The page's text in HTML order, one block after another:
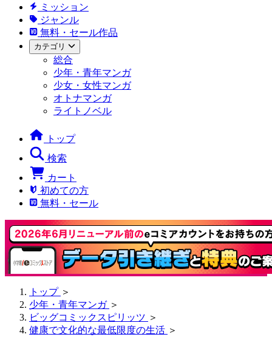
ミッション
ジャンル
無料・セール作品
カテゴリ
総合
少年・青年マンガ
少女・女性マンガ
オトナマンガ
ライトノベル
トップ
検索
カート
初めての方
無料・セール
トップ ＞
少年・青年マンガ ＞
ビッグコミックスピリッツ ＞
健康で文化的な最低限度の生活 ＞